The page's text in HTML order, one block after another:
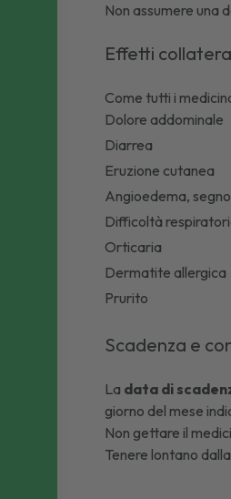
Non assumere una
Effetti
Come tutti i
Dolore addominale
Diarrea
Eruzione cutanea
Angioedema,
Difficoltà
Orticaria
Dermatite allergica
Prurito
Scadenza e
La data di
giorno del mese
Non gettare il
Tenere lontano